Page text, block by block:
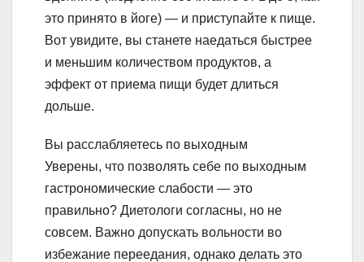
это принято в йоге) — и приступайте к пище.
Вот увидите, вы станете наедаться быстрее
и меньшим количеством продуктов, а
эффект от приема пищи будет длиться
дольше.
Вы расслабляетесь по выходным
Уверены, что позволять себе по выходным
гастрономические слабости — это
правильно? Диетологи согласны, но не
совсем. Важно допускать вольности во
избежание переедания, однако делать это